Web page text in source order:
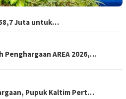
Juta untuk…
Penghargaan AREA 2026,…
Pupuk Kaltim Pert…